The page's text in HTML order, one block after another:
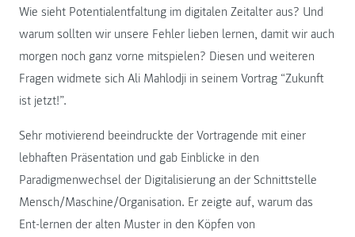
Wie sieht Potentialentfaltung im digitalen Zeitalter aus? Und
warum sollten wir unsere Fehler lieben lernen, damit wir auch
morgen noch ganz vorne mitspielen? Diesen und weiteren
Fragen widmete sich Ali Mahlodji in seinem Vortrag “Zukunft
ist jetzt!”.
Sehr motivierend beeindruckte der Vortragende mit einer
lebhaften Präsentation und gab Einblicke in den
Paradigmenwechsel der Digitalisierung an der Schnittstelle
Mensch/Maschine/Organisation. Er zeigte auf, warum das
Ent-lernen der alten Muster in den Köpfen von